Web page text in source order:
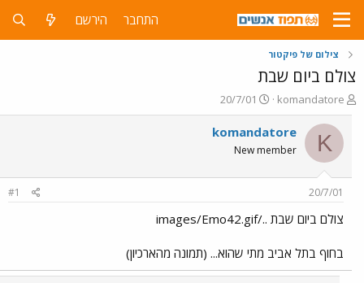
התחבר הירשם
צילום של פיקטור
צולם ביום שבת
פ
ו
ת
ח
ה
ש
א
komandatore
פ
ו
ר
ם
ר
20/7/01
K
komandatore
New member
20/7/01
#1
צולם ביום שבת ../images/Emo42.gif
בחוף בתל אביב מתי שהוא... (תמונה מהארכיון)